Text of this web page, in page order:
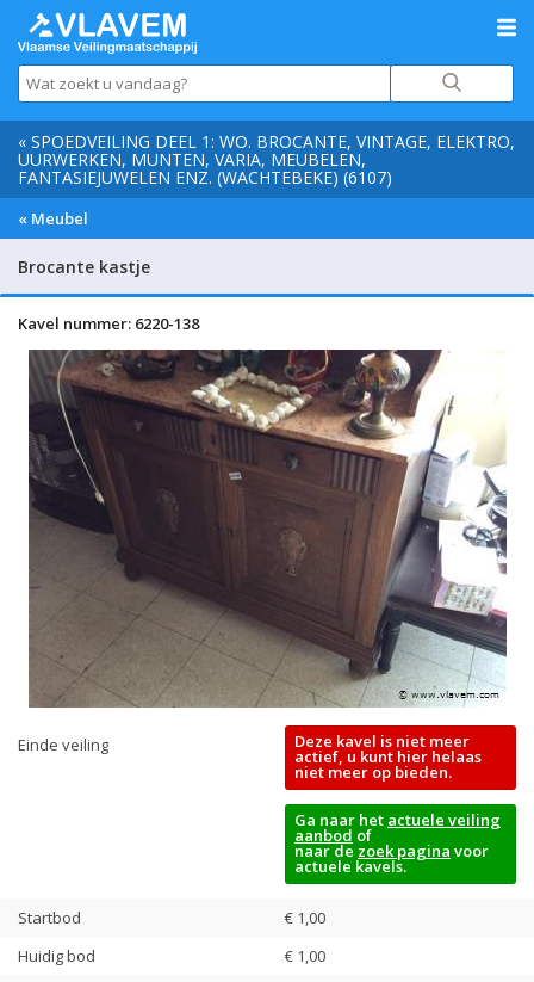
« SPOEDVEILING DEEL 1: WO. BROCANTE, VINTAGE, ELEKTRO,
UURWERKEN, MUNTEN, VARIA, MEUBELEN,
FANTASIEJUWELEN ENZ. (WACHTEBEKE) (6107)
« Meubel
Brocante kastje
Kavel nummer: 6220-138
Einde veiling Deze kavel is niet meer
actief, u kunt hier helaas
niet meer op bieden.
Ga naar het actuele veiling
aanbod of
naar de zoek pagina voor
actuele kavels.
Startbod
€ 1,00
Huidig bod
€ 1,00